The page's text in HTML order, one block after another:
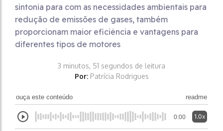
sintonia para com as necessidades ambientais para
redução de emissões de gases, também
proporcionam maior eficiência e vantagens para
diferentes tipos de motores
3 minutos, 51 segundos de leitura
Por: Patrícia Rodrigues
ouça este conteúdo readme
0:00 1.0x